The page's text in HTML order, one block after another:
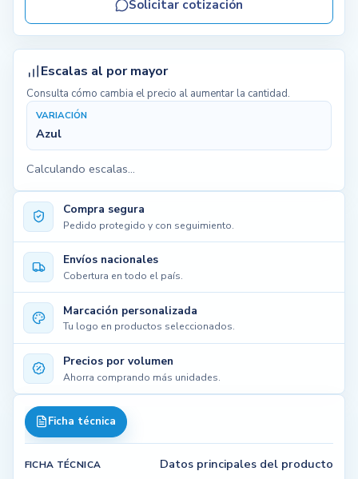
Compra segura
Pedido protegido y con seguimiento.
Envíos nacionales
Cobertura en todo el país.
Marcación personalizada
Tu logo en productos seleccionados.
Precios por volumen
Ahorra comprando más unidades.
Ficha técnica
FICHA TÉCNICA Datos principales del producto
Solicitar cotización
Escalas al por mayor
Consulta cómo cambia el precio al aumentar la cantidad.
VARIACIÓN
Azul
Calculando escalas...